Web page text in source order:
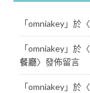
「omniakey」於〈
「omniakey」於〈
餐廳〉發佈留言
「omniakey」於〈